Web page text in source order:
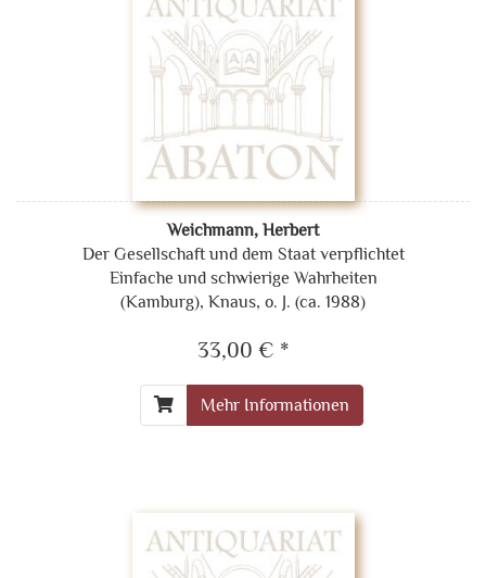
Weichmann, Herbert
Der Gesellschaft und dem Staat verpflichtet
Einfache und schwierige Wahrheiten
(Kamburg), Knaus, o. J. (ca. 1988)
33,00 € *
Mehr Informationen